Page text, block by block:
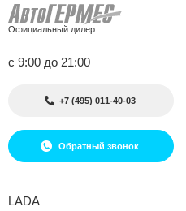
Официальный дилер
с 9:00 до 21:00
+7 (495) 011-40-03
Обратный звонок
LADA